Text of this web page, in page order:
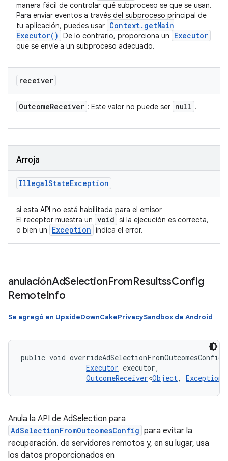
manera fácil de controlar qué subproceso se que se usan.
Para enviar eventos a través del subproceso principal de
tu aplicación, puedes usar Context. getMain
Executor( ) De lo contrario, proporciona un Executor
que se envíe a un subproceso adecuado.
receiver
OutcomeReceiver : Este valor no puede ser null .
Arroja
IllegalStateException
si esta API no está habilitada para el emisor
El receptor muestra un void si la ejecución es correcta,
o bien un
Exception indica el error.
anulaciónAdSelectionFromResultssConfig
RemoteInfo
Se agregó en UpsideDownCakePrivacySandbox de Android
public void
Executor executor,
OutcomeReceiver<Object, Exception
Anula la API de AdSelection para
AdSelectionFromOutcomesConfig para evitar la
recuperación. de servidores remotos y, en su lugar, usa
los datos proporcionados en